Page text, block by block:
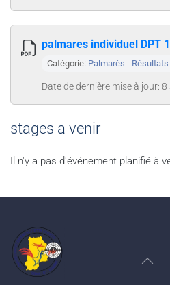
palmares individuel DPT
Catégorie: Palmarès -
Date de dernière mise à jour:
stages a venir
Il n'y a pas d'événement planifié à